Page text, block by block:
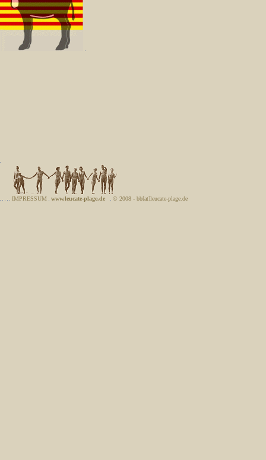
IMPRESSUM www.leucate-plage.de © 2008 - bb[at]leucate-plage.de